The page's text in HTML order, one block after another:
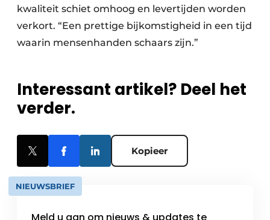
kwaliteit schiet omhoog en levertijden worden
verkort. “Een prettige bijkomstigheid in een tijd
waarin mensenhanden schaars zijn.”
Interessant artikel? Deel het
verder.
Kopieer
NIEUWSBRIEF